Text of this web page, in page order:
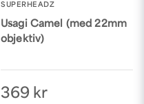
SUPERHEADZ
Usagi Camel (med 22mm
objektiv)
369 kr